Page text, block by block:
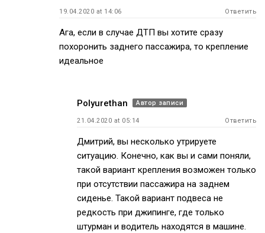
19.04.2020 at 14:06 Ответить
Ага, если в случае ДТП вы хотите сразу
похоронить заднего пассажира, то крепление
идеальное
Polyurethan Автор записи
21.04.2020 at 05:14 Ответить
Дмитрий, вы несколько утрируете
ситуацию. Конечно, как вы и сами поняли,
такой вариант крепления возможен только
при отсутствии пассажира на заднем
сиденье. Такой вариант подвеса не
редкость при джипинге, где только
штурман и водитель находятся в машине.